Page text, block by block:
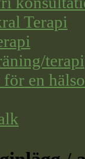
Terapi
terapi
en